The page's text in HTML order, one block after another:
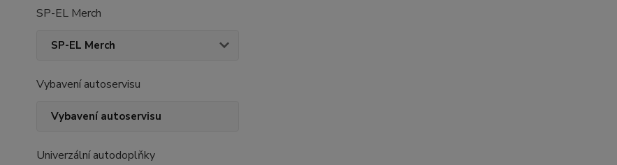
SP-EL Merch
SP-EL Merch
Vybavení autoservisu
Vybavení autoservisu
Univerzální autodoplňky